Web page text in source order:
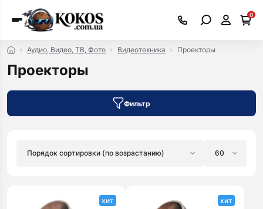
0
Аудио, Видео, ТВ, Фото Видеотехника Проекторы
Проекторы
Фильтр
хит хит